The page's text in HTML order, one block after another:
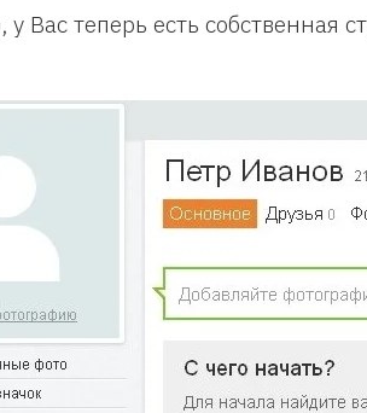
Вас теперь есть собственная